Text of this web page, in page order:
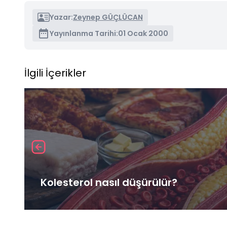
Yazar:Zeynep GÜÇLÜCAN
Yayınlanma Tarihi:01 Ocak 2000
İlgili İçerikler
Kolesterol nasıl düşürülür?